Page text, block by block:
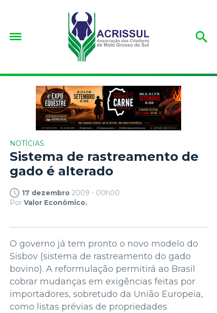
NOTÍCIAS
Sistema de rastreamento de
gado é alterado
17 dezembro 2009 - 00h00
Por Valor Econômico.
O governo já tem pronto o novo modelo do
Sisbov (sistema de rastreamento do gado
bovino). A reformulação permitirá ao Brasil
cobrar mudanças em exigências feitas por
importadores, sobretudo da União Europeia,
como listas prévias de propriedades